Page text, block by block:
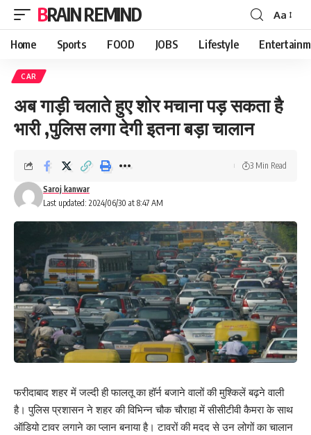
BRAIN REMIND
Font
Resizer
Aa
Home Sports FOOD JOBS Lifestyle
CAR
अब गाड़ी चलाते हुए शोर मचाना पड़ सकता है
भारी ,पुलिस लगा देगी इतना बड़ा चालान
Last updated: 2024/06/30 at 8:47 AM
Saroj kanwar
3 Min Read
फरीदाबाद शहर में जल्दी ही फालतू का हॉर्न बजाने वालों की मुश्किलें बढ़ने वाली
है। पुलिस प्रशासन ने शहर की विभिन्न चौक चौराहा में सीसीटीवी कैमरा के साथ
ऑडियो टावर लगाने का प्लान बनाया है। टावरों की मदद से उन लोगों का चालान